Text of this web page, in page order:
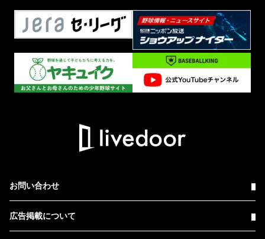
お問い合わせ
広告掲載について